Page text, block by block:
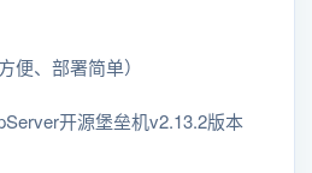
便、部署简单）
开源堡垒机v2.13.2版本